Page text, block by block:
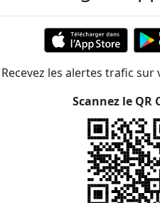
162
Recevez les alertes trafic
Scannez le QR